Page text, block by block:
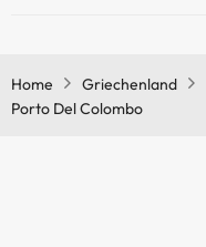
Home
Griechenland
Porto Del Colombo